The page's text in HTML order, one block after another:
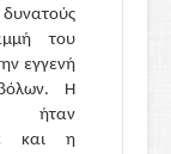
του
εγγενή
Η
ήταν
και η